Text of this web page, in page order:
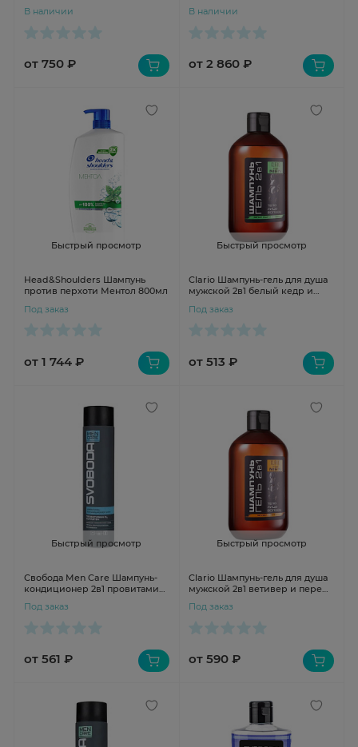
В наличии
от 750 ₽
В наличии
от 2 860 ₽
Быстрый просмотр
Head&Shoulders Шампунь
против перхоти Ментол 800мл
Под заказ
от 1 744 ₽
Быстрый просмотр
Clario Шампунь-гель для душа
мужской 2в1 белый кедр и
Под заказ
от 513 ₽
Быстрый просмотр
Свобода Men Care Шампунь-
кондиционер 2в1 провитамин
Под заказ
от 561 ₽
Быстрый просмотр
Clario Шампунь-гель для душа
мужской 2в1 ветивер и перец
Под заказ
от 590 ₽